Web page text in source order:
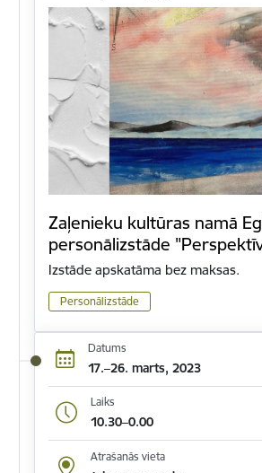
Zaļenieku kultūras namā
personālizstāde
Izstāde apskatāma bez maksas.
Personālizstāde
Datums
17.–26. marts, 2023
Laiks
10.30–0.00
Atrašanās vieta